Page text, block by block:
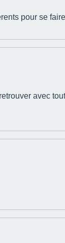
pour se
avec